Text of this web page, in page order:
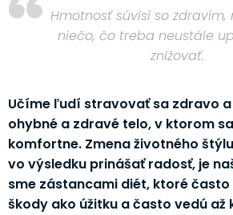
Hmotnosť súvisí so zdravím,
niečo, čo treba neustále
znižovať.
Učíme ľudí stravovať sa zdravo
ohybné a zdravé telo, v ktorom
komfortne. Zmena životného
vo výsledku prinášať radosť, je
sme zástancami diét, ktoré
škody ako úžitku a často vedú až